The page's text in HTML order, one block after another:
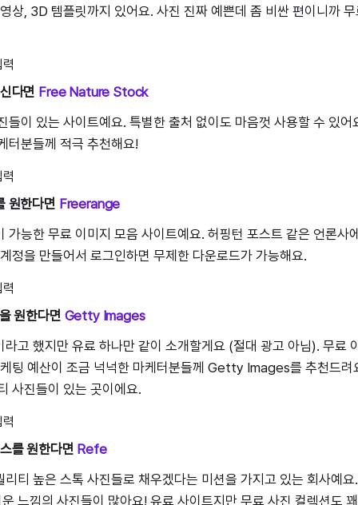
상, 3D 템플릿까지 있어요. 사진 진짜 예쁜데 좀 비싼 편이니까
다면 Free Nature Stock
들이 있는 사이트예요. 특별한 출처 없이도 마음껏 사용할 수 있어
터분들께 적극 추천해요!
원한다면 Freerange
가능한 무료 이미지 모음 사이트예요. 허핑턴 포스트 같은 언론사
정을 만들어서 로그인하면 무제한 다운로드가 가능해요.
원한다면 Getty Images
라고 했지만 유료 하나만 같이 소개할게요 (절대 광고 아님). 무료
팅 예산이 조금 넉넉한 마케터분들께 Getty Images를 추천드려
사진들이 있는 곳이에요.
를 원한다면 Refe
리티 높은 스톡 사진들로 채우겠다는 미션을 가지고 있는 회사예
느낌의 사진들이 많아요! 유료 사이트지만 무료 사진 컬렉션도